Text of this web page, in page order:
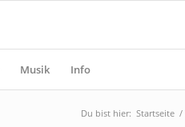
Musik Info
Du bist hier: Startseite /